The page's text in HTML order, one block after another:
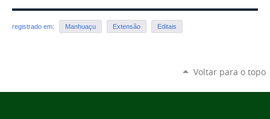
registrado em: Manhuaçu Extensão Editais
Voltar para o topo